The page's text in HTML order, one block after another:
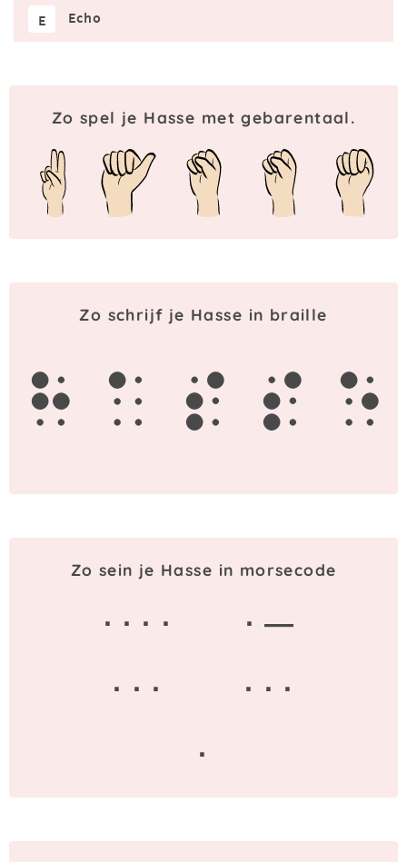
E Echo
Zo spel je Hasse met gebarentaal.
Zo schrijf je Hasse in braille
h a s s e
Zo sein je Hasse in morsecode
· · · ·
· —
· · ·
· · ·
·